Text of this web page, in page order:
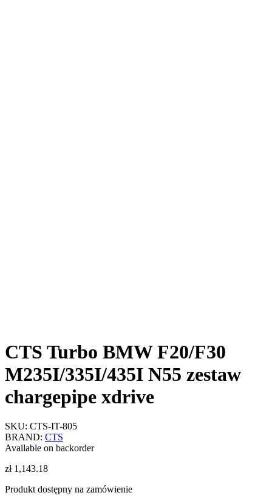
CTS Turbo BMW F20/F30
M235I/335I/435I N55 zestaw
chargepipe xdrive
SKU: CTS-IT-805
BRAND: CTS
Available on backorder
zł1,143.18
Produkt dostępny na zamówienie